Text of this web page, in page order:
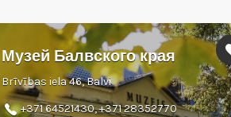
Музей Балвского края
Brīvības iela 46, Balvi
+371 64521430, +371 28352770